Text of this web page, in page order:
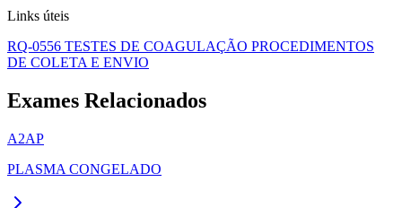
Links úteis
RQ-0556 TESTES DE COAGULAÇÃO PROCEDIMENTOS
DE COLETA E ENVIO
Exames Relacionados
A2AP
PLASMA CONGELADO